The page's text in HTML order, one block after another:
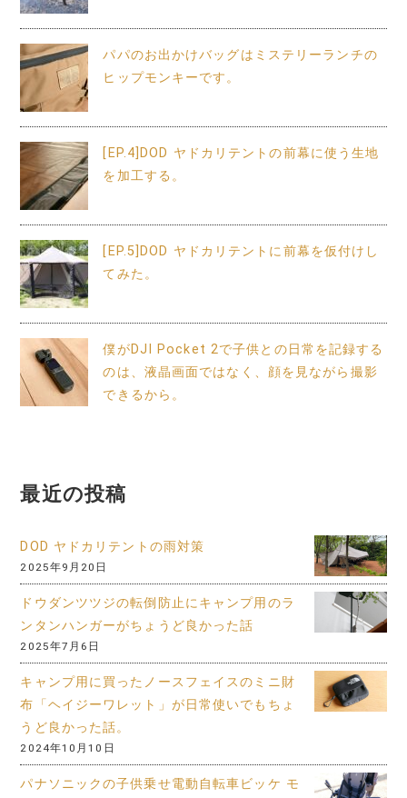
パパのお出かけバッグはミステリーランチの
ヒップモンキーです。
[EP.4]DOD ヤドカリテントの前幕に使う生地
を加工する。
[EP.5]DOD ヤドカリテントに前幕を仮付けし
てみた。
僕がDJI Pocket 2で子供との日常を記録する
のは、液晶画面ではなく、顔を見ながら撮影
できるから。
最近の投稿
DOD ヤドカリテントの雨対策
2025年9月20日
ドウダンツツジの転倒防止にキャンプ用のラ
ンタンハンガーがちょうど良かった話
2025年7月6日
キャンプ用に買ったノースフェイスのミニ財
布「ヘイジーワレット」が日常使いでもちょ
うど良かった話。
2024年10月10日
パナソニックの子供乗せ電動自転車ビッケ モ